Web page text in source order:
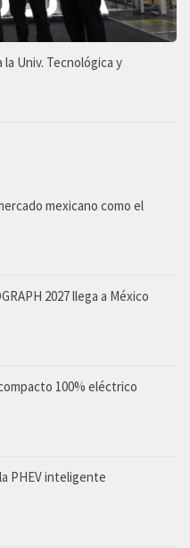
Univ. Tecnológica y
mexicano como el
2027 llega a México
100% eléctrico
PHEV inteligente